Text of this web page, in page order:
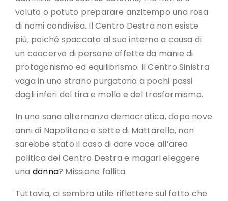
voluto o potuto preparare anzitempo una rosa
di nomi condivisa. Il Centro Destra non esiste
più, poiché spaccato al suo interno a causa di
un coacervo di persone affette da manie di
protagonismo ed equilibrismo. Il Centro Sinistra
vaga in uno strano purgatorio a pochi passi
dagli inferi del tira e molla e del trasformismo.
In una sana alternanza democratica, dopo nove
anni di Napolitano e sette di Mattarella, non
sarebbe stato il caso di dare voce all’area
politica del Centro Destra e magari eleggere
una donna? Missione fallita.
Tuttavia, ci sembra utile riflettere sul fatto che